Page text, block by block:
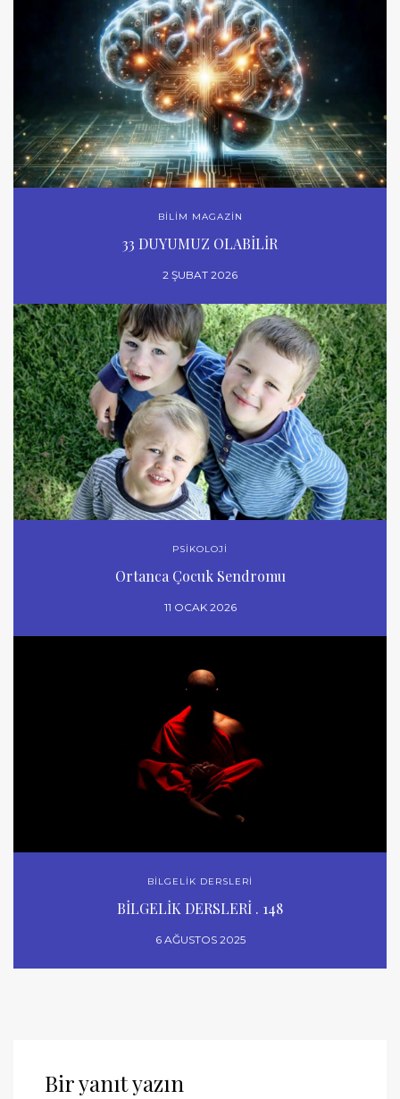
BİLİM MAGAZİN
33 DUYUMUZ OLABİLİR
2 ŞUBAT 2026
PSİKOLOJİ
Ortanca Çocuk Sendromu
11 OCAK 2026
BİLGELİK DERSLERİ
BİLGELİK DERSLERİ . 148
6 AĞUSTOS 2025
Bir yanıt yazın